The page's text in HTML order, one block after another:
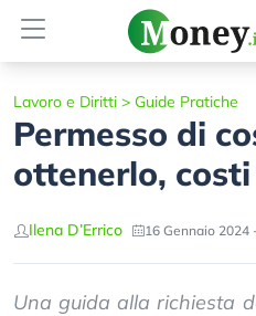
Lavoro e Diritti > Guide Pratiche
Permesso di
ottenerlo,
Ilena D’Errico 16 Gennaio 2024
Una guida alla richiesta